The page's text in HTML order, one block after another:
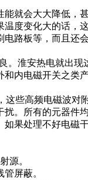
就会大大降低，
度变化大的话，
路板等，而且还
。淮安热电就出现
内电磁开关之类
些高频电磁波对
。所有的元器件
果处理不好电磁
源。
屏蔽。